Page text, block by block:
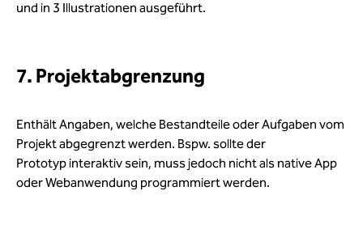
und in 3 Illustrationen ausgeführt.
7. Projektabgrenzung
Enthält Angaben, welche Bestandteile oder Aufgaben vom
Projekt abgegrenzt werden. Bspw. sollte der
Prototyp interaktiv sein, muss jedoch nicht als native App
oder Webanwendung programmiert werden.